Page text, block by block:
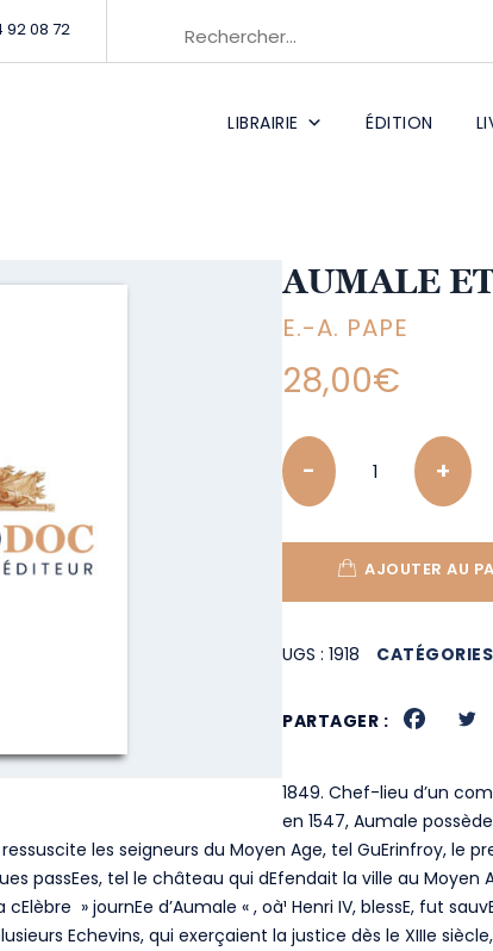
92 08 72
LIBRAIRIE ÉDITION
AUMALE
E.-A. PAPE
28,00€
Quantity
AJOUTER AU
UGS :1918
PARTAGER :
1849. Chef-lieu d’un
en 1547, Aumale
les seigneurs du Moyen Age, tel GuErinfroy, le
passEes, tel le château qui dEfendait la ville au Moyen
» journEe d’Aumale « , oà¹ Henri IV, blessE, fut
Echevins, qui exerçaient la justice dès le XIIIe